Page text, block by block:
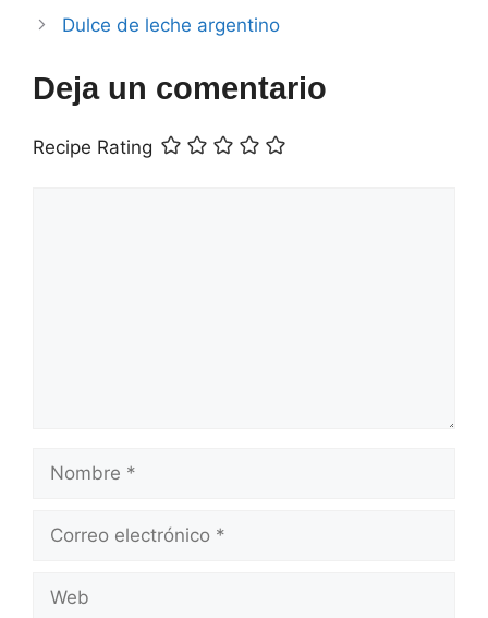
Dulce de leche argentino
Deja un comentario
Recipe Rating
electrónico